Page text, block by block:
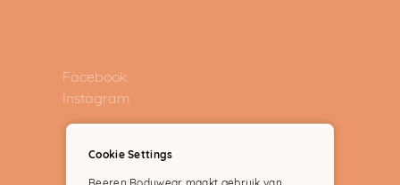
Facebook
Instagram
Cookie Settings